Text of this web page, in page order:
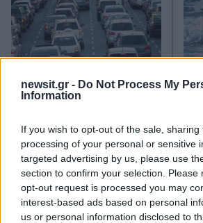
newsit.gr - Do Not Process My
Information
If you wish to opt-out of the sale,
processing of your personal or sensitive
targeted advertising by us, please use
section to confirm your selection. Please
opt-out request is processed you may
interest-based ads based on personal
us or personal information disclosed to
Σχόλια
Πινακίδες κυκλοφορίας με
παραγγελίες και έκδοση –
Αυστηροποιούνται οι
κυρώσεις για παραβάσεις